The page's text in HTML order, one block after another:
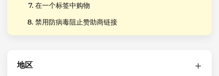
在一个标签中购物
禁用防病毒阻止赞助商链接
地区